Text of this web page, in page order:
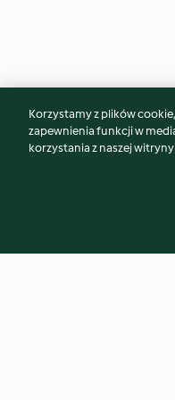
Może
Korzystamy z plików
zapewnienia funkcji w
korzystania z naszej